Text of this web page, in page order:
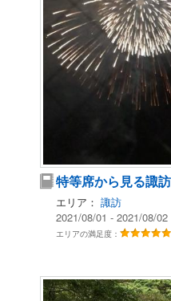
特等席から見る諏
エリア： 諏訪
2021/08/01 - 2021/08/02
エリアの満足度：